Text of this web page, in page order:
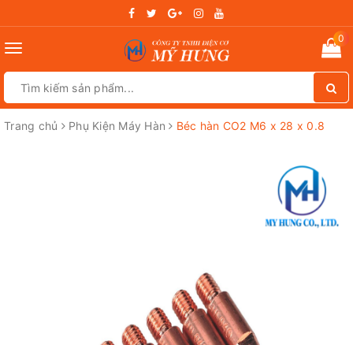
Toggle
0
Trang chủ Phụ Kiện Máy Hàn Béc hàn CO2 M6 x 28 x 0.8